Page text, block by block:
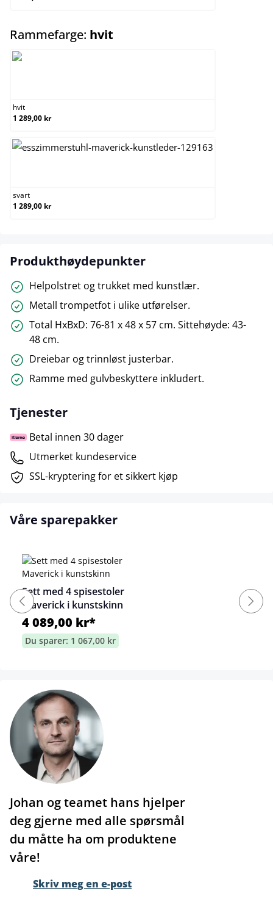
Rammefarge: hvit
hvit
1 289,00 kr
svart
1 289,00 kr
Produkthøydepunkter
Helpolstret og trukket med kunstlær.
Metall trompetfot i ulike utførelser.
Total HxBxD: 76-81 x 48 x 57 cm. Sittehøyde: 43-
48 cm.
Dreiebar og trinnløst justerbar.
Ramme med gulvbeskyttere inkludert.
Tjenester
Betal innen 30 dager
Utmerket kundeservice
SSL-kryptering for et sikkert kjøp
Våre sparepakker
Sett med 4 spisestoler
Maverick i kunstskinn
4 089,00 kr*
Du sparer: 1 067,00 kr
Johan og teamet hans hjelper
deg gjerne med alle spørsmål
du måtte ha om produktene
våre!
Skriv meg en e-post